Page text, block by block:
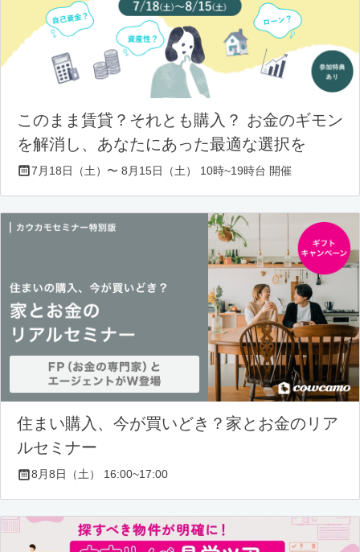
このまま賃貸？それとも購入？ お金のギモン
を解消し、あなたにあった最適な選択を
7月18日（土）〜 8月15日（土） 10時~19時台 開催
住まい購入、今が買いどき？家とお金のリア
ルセミナー
8月8日（土） 16:00~17:00